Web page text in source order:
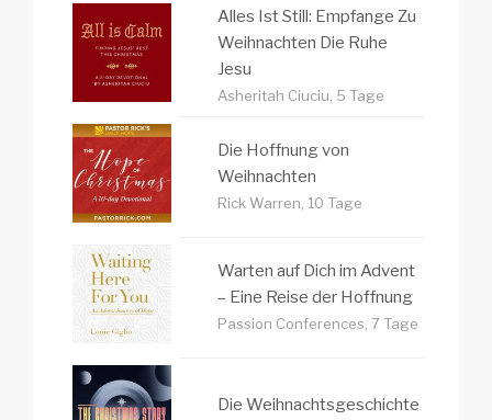
Alles Ist Still: Empfange Zu
Weihnachten Die Ruhe
Jesu
Asheritah Ciuciu, 5 Tage
Die Hoffnung von
Weihnachten
Rick Warren, 10 Tage
Warten auf Dich im Advent
– Eine Reise der Hoffnung
Passion Conferences, 7 Tage
Die Weihnachtsgeschichte